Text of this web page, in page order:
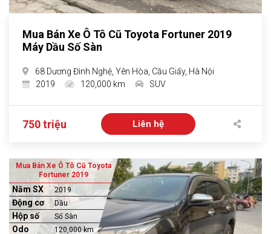
Mua Bán Xe Ô Tô Cũ Toyota Fortuner 2019
Máy Dầu Số Sàn
68 Dương Đình Nghệ, Yên Hòa, Cầu Giấy, Hà Nội
2019
120,000 km SUV
750 triệu Liên hệ
Mua Bán Xe Ô Tô Cũ Toyota
Fortuner 2019
Năm SX 2019
Động cơ Dầu
Hộp số Số Sàn
Odo 120,000 km